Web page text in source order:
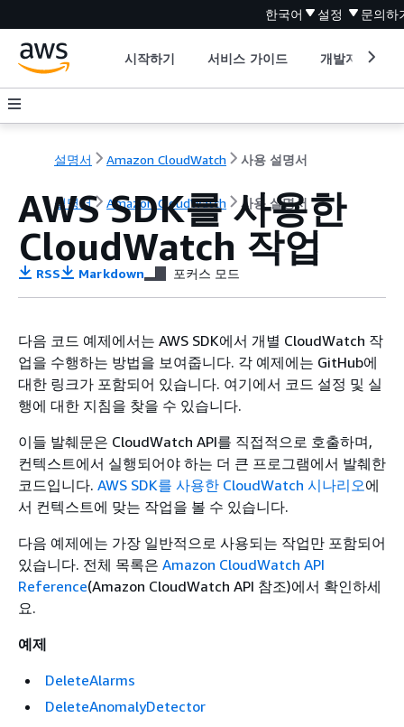
한국어 설정 문의하
시작하기 서비스 가이드 개발자 도구
설명서 Amazon CloudWatch 사용 설명서
설명서 Amazon CloudWatch 사용 설명서
AWS SDK를 사용한
CloudWatch 작업
RSS Markdown 포커스 모드
다음 코드 예제에서는 AWS SDK에서 개별 CloudWatch 작
업을 수행하는 방법을 보여줍니다. 각 예제에는 GitHub에
대한 링크가 포함되어 있습니다. 여기에서 코드 설정 및 실
행에 대한 지침을 찾을 수 있습니다.
이들 발췌문은 CloudWatch API를 직접적으로 호출하며,
컨텍스트에서 실행되어야 하는 더 큰 프로그램에서 발췌한
코드입니다. AWS SDK를 사용한 CloudWatch 시나리오에
서 컨텍스트에 맞는 작업을 볼 수 있습니다.
다음 예제에는 가장 일반적으로 사용되는 작업만 포함되어
있습니다. 전체 목록은 Amazon CloudWatch API
Reference(Amazon CloudWatch API 참조)에서 확인하세
요.
예제
DeleteAlarms
DeleteAnomalyDetector